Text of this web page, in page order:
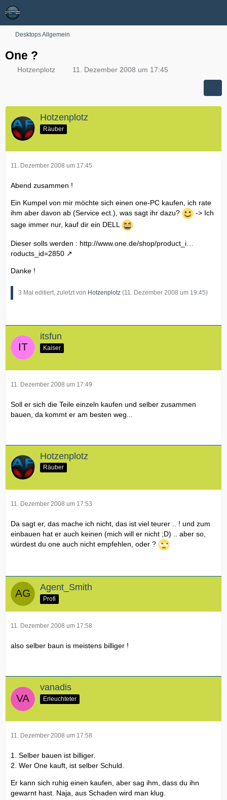
Desktops Allgemein
One ?
Hotzenplotz 11. Dezember 2008 um 17:45
Hotzenplotz
Räuber
11. Dezember 2008 um 17:45
Abend zusammen !
Ein Kumpel von mir möchte sich einen one-PC kaufen, ich rate
ihm aber davon ab (Service ect.), was sagt ihr dazu?
-> Ich
sage immer nur, kauf dir ein DELL
Dieser solls werden : http://www.one.de/shop/product_i…
roducts_id=2850
Danke !
3 Mal editiert, zuletzt von Hotzenplotz (11. Dezember 2008 um 19:45)
itsfun
Kaiser
11. Dezember 2008 um 17:49
Soll er sich die Teile einzeln kaufen und selber zusammen
bauen, da kommt er am besten weg...
Hotzenplotz
Räuber
11. Dezember 2008 um 17:53
Da sagt er, das mache ich nicht, das ist viel teurer .. ! und zum
einbauen hat er auch keinen (mich will er nicht ;D) .. aber so,
würdest du one auch nicht empfehlen, oder ?
Agent_Smith
Profi
11. Dezember 2008 um 17:58
also selber baun is meistens billiger !
vanadis
Erleuchteter
11. Dezember 2008 um 17:58
1. Selber bauen ist billiger.
2. Wer One kauft, ist selber Schuld.
Er kann sich ruhig einen kaufen, aber sag ihm, dass du ihn
gewarnt hast. Naja, aus Schaden wird man klug.